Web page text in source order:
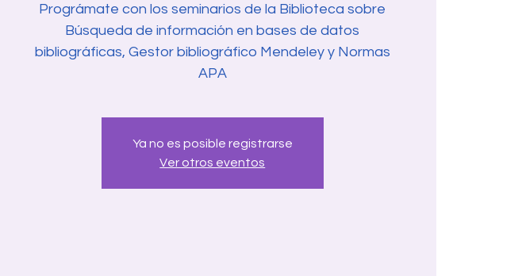
Prográmate con los seminarios de la Biblioteca sobre
Búsqueda de información en bases de datos
bibliográficas, Gestor bibliográfico Mendeley y Normas
APA
Ya no es posible registrarse
Ver otros eventos